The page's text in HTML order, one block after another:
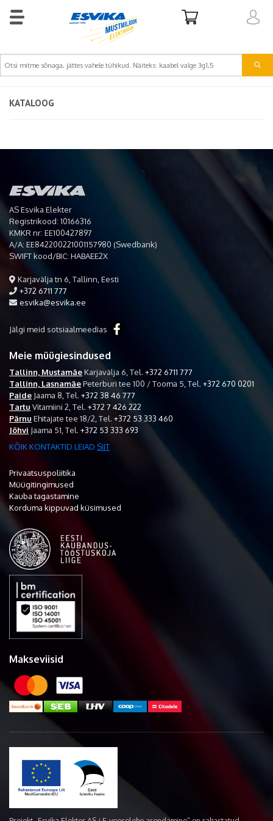
KATALOOG
AS Esvika Elekter
Registrikood: 10166316
KMKR nr: EE100427897
A/A: EE842200221001157980 (Swedbank)
SWIFT kood/BIC: HABAEE2X
Karjavälja tn 6, Tallinn, Eesti
+372 6711 777
esvika@esvika.ee
Jälgi meid sotsiaalmeedias
Meie müügiesindused
Tallinn, MustamäeKarjavälja 6, Tel. +372 6711 777
Tallinn, LasnamäePeterburi tee 100 / Tooma 5, Tel. +372 670 0201
Paide Jaama 8, Tel. +372 38 46 777
Tartu Vitamiini 2, Tel. +372 7 426 222
Pärnu Ehitajate tee 18/2, Tel. +372 53 333 460
Jõhvi Jaama 51, Tel. +372 53 333 693
KÕIK KONTAKTID LEIAD SIIT
Privaatsuspoliitika
Müügitingimused
Kauba tagastamine
Korduma kippuvad küsimused
Makseviisid